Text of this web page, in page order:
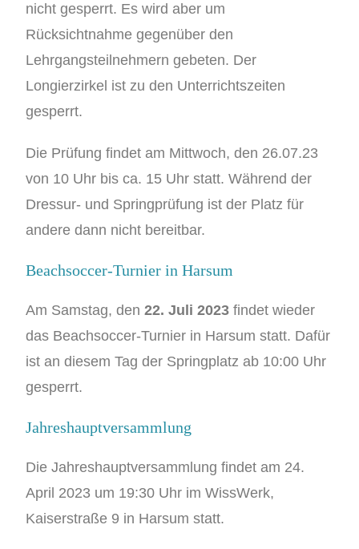
nicht gesperrt. Es wird aber um
Rücksichtnahme gegenüber den
Lehrgangsteilnehmern gebeten. Der
Longierzirkel ist zu den Unterrichtszeiten
gesperrt.
Die Prüfung findet am Mittwoch, den 26.07.23
von 10 Uhr bis ca. 15 Uhr statt. Während der
Dressur- und Springprüfung ist der Platz für
andere dann nicht bereitbar.
Beachsoccer-Turnier in Harsum
Am Samstag, den22. Juli 2023 findet wieder
das Beachsoccer-Turnier in Harsum statt. Dafür
ist an diesem Tag der Springplatz ab 10:00 Uhr
gesperrt.
Jahreshauptversammlung
Die Jahreshauptversammlung findet am 24.
April 2023 um 19:30 Uhr im WissWerk,
Kaiserstraße 9 in Harsum statt.